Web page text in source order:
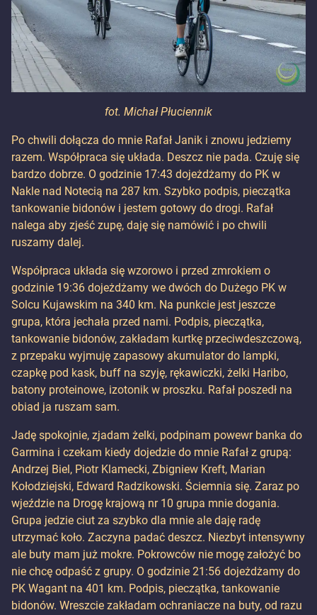
fot. Michał Płuciennik
Po chwili dołącza do mnie Rafał Janik i znowu jedziemy
razem. Współpraca się układa. Deszcz nie pada. Czuję się
bardzo dobrze. O godzinie 17:43 dojeżdżamy do PK w
Nakle nad Notecią na 287 km. Szybko podpis, pieczątka
tankowanie bidonów i jestem gotowy do drogi. Rafał
nalega aby zjeść zupę, daję się namówić i po chwili
ruszamy dalej.
Współpraca układa się wzorowo i przed zmrokiem o
godzinie 19:36 dojeżdżamy we dwóch do Dużego PK w
Solcu Kujawskim na 340 km. Na punkcie jest jeszcze
grupa, która jechała przed nami. Podpis, pieczątka,
tankowanie bidonów, zakładam kurtkę przeciwdeszczową,
z przepaku wyjmuję zapasowy akumulator do lampki,
czapkę pod kask, buff na szyję, rękawiczki, żelki Haribo,
batony proteinowe, izotonik w proszku. Rafał poszedł na
obiad ja ruszam sam.
Jadę spokojnie, zjadam żelki, podpinam powewr banka do
Garmina i czekam kiedy dojedzie do mnie Rafał z grupą:
Andrzej Biel, Piotr Klamecki, Zbigniew Kreft, Marian
Kołodziejski, Edward Radzikowski. Ściemnia się. Zaraz po
wjeździe na Drogę krajową nr 10 grupa mnie dogania.
Grupa jedzie ciut za szybko dla mnie ale daję radę
utrzymać koło. Zaczyna padać deszcz. Niezbyt intensywny
ale buty mam już mokre. Pokrowców nie mogę założyć bo
nie chcę odpaść z grupy. O godzinie 21:56 dojeżdżamy do
PK Wagant na 401 km. Podpis, pieczątka, tankowanie
bidonów. Wreszcie zakładam ochraniacze na buty, od razu